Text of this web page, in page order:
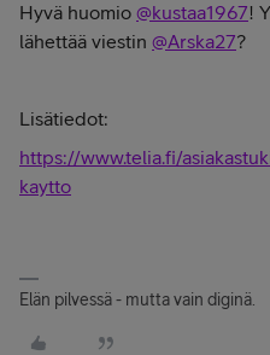
Hyvä huomio @kustaa1967!
lähettää viestin @Arska27?
Lisätiedot:
https://www.telia.fi/
kaytto
Elän pilvessä - mutta vain diginä.